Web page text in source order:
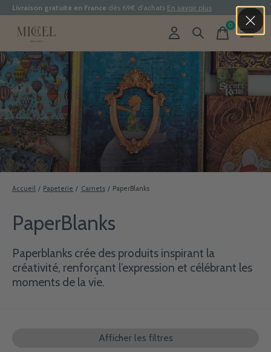
Livraison gratuite en France dès 69€ d'achats En savoir plus
0items
Accueil / Papeterie / Carnets / PaperBlanks
PaperBlanks
Paperblanks crée des produits inspirant la
créativité, renforçant l’expression et célébrant les
moments de la vie.
Afficher les filtres